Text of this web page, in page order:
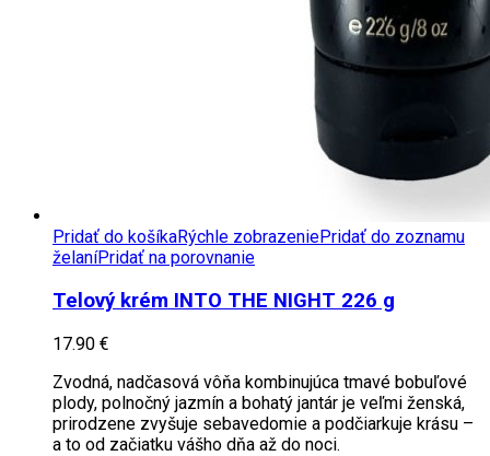
Pridať do košíkaRýchle zobrazeniePridať do zoznamu
želaníPridať na porovnanie
Telový krém INTO THE NIGHT 226 g
17.90 €
Zvodná, nadčasová vôňa kombinujúca tmavé bobuľové
plody, polnočný jazmín a bohatý jantár je veľmi ženská,
prirodzene zvyšuje sebavedomie a podčiarkuje krásu –
a to od začiatku vášho dňa až do noci.